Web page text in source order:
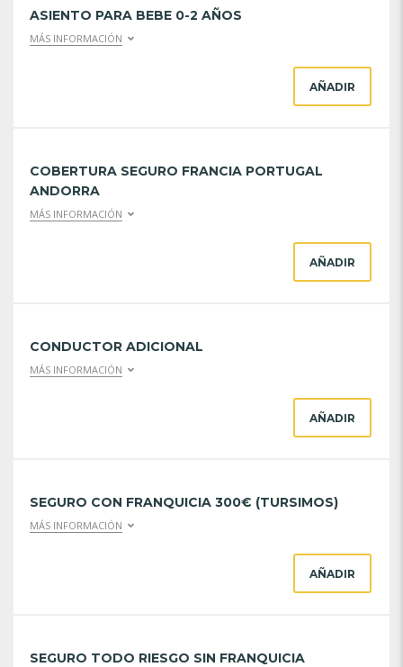
ASIENTO PARA BEBE 0-2 AÑOS
MÁS INFORMACIÓN
AÑADIR
COBERTURA SEGURO FRANCIA PORTUGAL
ANDORRA
MÁS INFORMACIÓN
AÑADIR
CONDUCTOR ADICIONAL
MÁS INFORMACIÓN
AÑADIR
SEGURO CON FRANQUICIA 300€ (TURSIMOS)
MÁS INFORMACIÓN
AÑADIR
SEGURO TODO RIESGO SIN FRANQUICIA